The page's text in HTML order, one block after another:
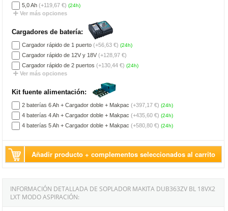
5,0 Ah (+119,67 €) (24h)
Ver más opciones
Cargadores de batería:
Cargador rápido de 1 puerto (+56,63 €) (24h)
Cargador rápido de 12V y 18V (+128,97 €)
Cargador rápido de 2 puertos (+130,44 €) (24h)
Ver más opciones
Kit fuente alimentación:
2 baterías 6 Ah + Cargador doble + Makpac (+397,17 €) (24h)
4 baterías 4 Ah + Cargador doble + Makpac (+435,60 €) (24h)
4 baterías 5 Ah + Cargador doble + Makpac (+580,80 €) (24h)
Añadir producto + complementos seleccionados al carrito
INFORMACIÓN DETALLADA DE SOPLADOR MAKITA DUB363ZV BL 18VX2
LXT MODO ASPIRACIÓN: